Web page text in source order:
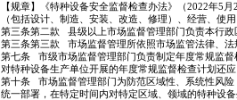
【规章】《特种设备安全监督检查办法》（2022年5
（包括设计、制造、安装、改造、修理）、经营、使
第三条第二款
县级以上市场监督管理部门负责本行
第三条第三款
市场监督管理所依照市场监管法律、
第七条
市级市场监督管理部门负责制定年度常规监
对特种设备生产单位开展的年度常规监督检查计划还
第十条
市场监督管理部门为防范区域性、系统性风
统一部署，在特定时间内对特定区域、领域的特种设